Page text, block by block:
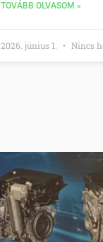
TOVÁBB OLVASOM »
2026. június 1. Nincs